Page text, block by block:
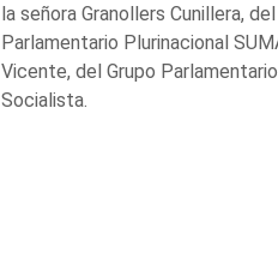
la señora Granollers Cunillera,
Parlamentario Plurinacional
Vicente, del Grupo Parlamentario
Socialista.